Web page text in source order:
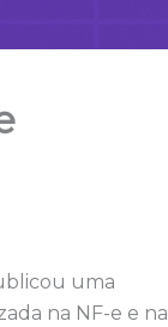
uma
na NF-e e na